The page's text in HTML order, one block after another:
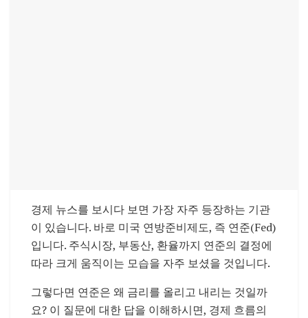
경제 뉴스를 보시다 보면 가장 자주 등장하는 기관
이 있습니다. 바로 미국 연방준비제도, 즉 연준(Fed)
입니다. 주식시장, 부동산, 환율까지 연준의 결정에
따라 크게 움직이는 모습을 자주 보셨을 것입니다.
그렇다면 연준은 왜 금리를 올리고 내리는 것일까
요? 이 질문에 대한 답을 이해하시면, 경제 흐름의